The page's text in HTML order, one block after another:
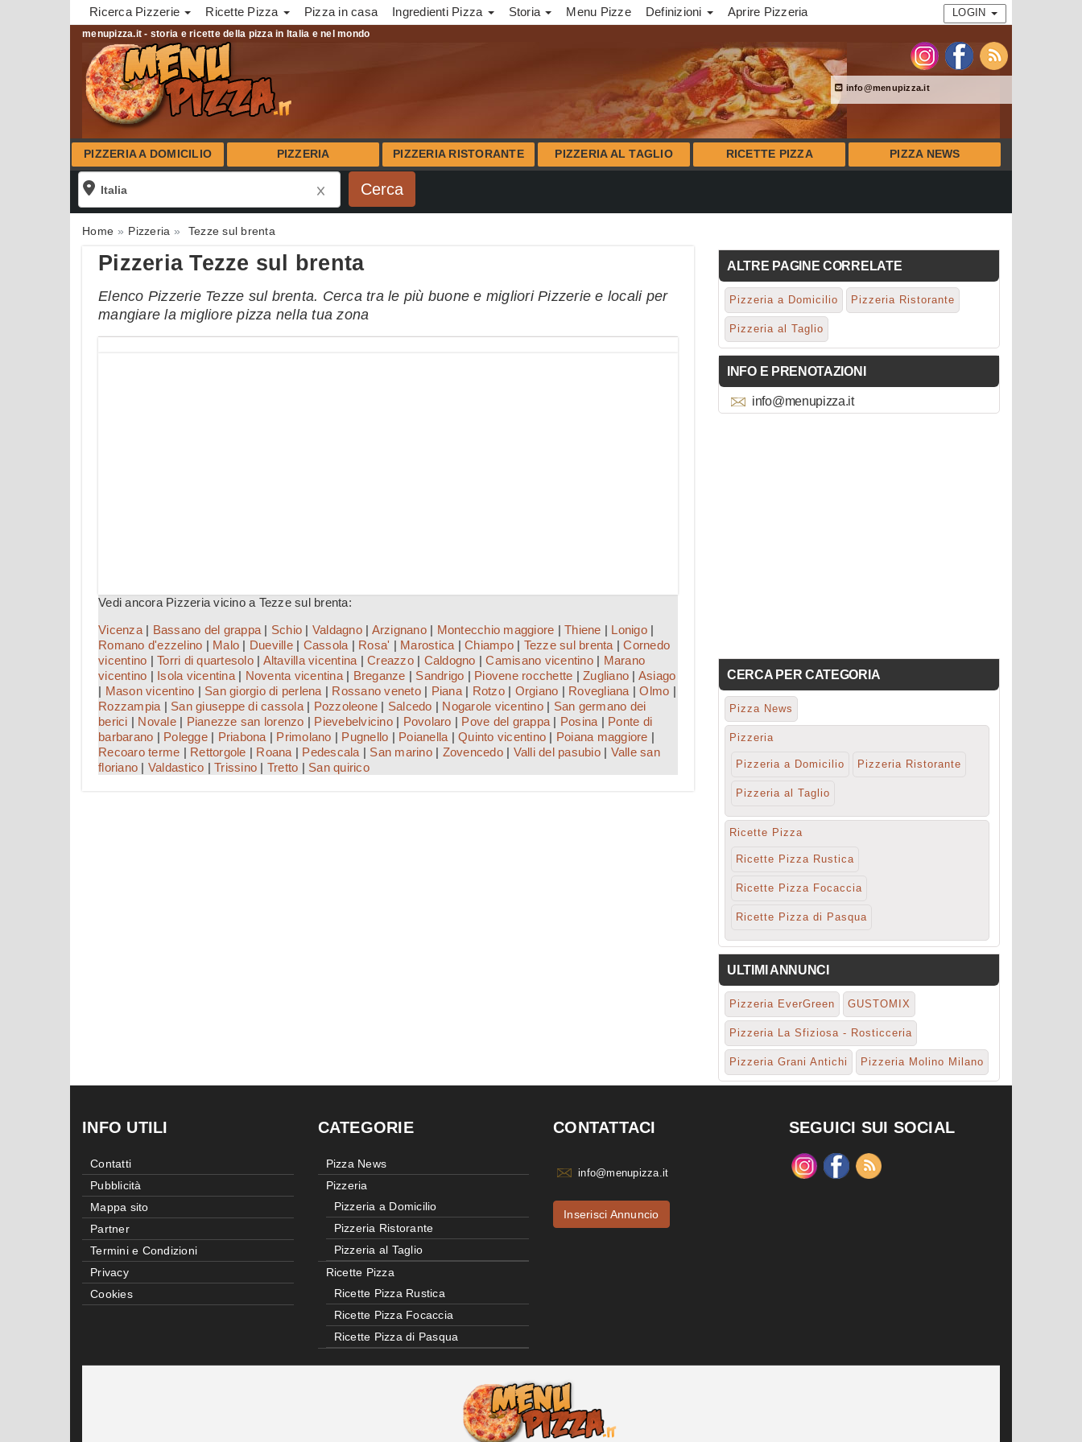
Ricerca Pizzerie Ricette Pizza Pizza in casa Ingredienti Pizza Storia Menu Pizze Definizioni Aprire Pizzeria LOGIN
menupizza.it - storia e ricette della pizza in Italia e nel mondo
info@menupizza.it
PIZZERIA A DOMICILIO PIZZERIA PIZZERIA RISTORANTE PIZZERIA AL TAGLIO RICETTE PIZZA PIZZA NEWS
Home Pizzeria Tezze sul brenta
Pizzeria Tezze sul brenta
Elenco Pizzerie Tezze sul brenta. Cerca tra le più buone e migliori Pizzerie e locali per
mangiare la migliore pizza nella tua zona
Vedi ancora Pizzeria vicino a Tezze sul brenta:
Vicenza| Bassano del grappa | Schio | Valdagno| Arzignano| Montecchio maggiore | Thiene | Lonigo|
Romano d'ezzelino | Malo | Dueville| Cassola | Rosa' | Marostica | Chiampo| Tezze sul brenta |Cornedo
vicentino | Torri di quartesolo| Altavilla vicentina | Creazzo| Caldogno |Camisano vicentino| Marano
vicentino | Isola vicentina| Noventa vicentina| Breganze | Sandrigo | Piovene rocchette | Zugliano | Asiago
| Mason vicentino | San giorgio di perlena | Rossano veneto| Piana| Rotzo| Orgiano | Rovegliana |Olmo |
Rozzampia | San giuseppe di cassola| Pozzoleone | Salcedo | Nogarole vicentino| San germano dei
berici | Novale| Pianezze san lorenzo | Pievebelvicino| Povolaro | Pove del grappa | Posina | Ponte di
barbarano | Polegge| Priabona | Primolano | Pugnello | Poianella | Quinto vicentino | Poiana maggiore |
Recoaro terme | Rettorgole | Roana | Pedescala | San marino| Zovencedo| Valli del pasubio| Valle san
floriano | Valdastico | Trissino | Tretto | San quirico
ALTRE PAGINE CORRELATE
Pizzeria a Domicilio Pizzeria Ristorante
Pizzeria al Taglio
INFO E PRENOTAZIONI
info@menupizza.it
CERCA PER CATEGORIA
Pizza News
Pizzeria
Pizzeria a Domicilio Pizzeria Ristorante
Pizzeria al Taglio
Ricette Pizza
Ricette Pizza Rustica
Ricette Pizza Focaccia
Ricette Pizza di Pasqua
ULTIMI ANNUNCI
Pizzeria EverGreen GUSTOMIX
Pizzeria La Sfiziosa - Rosticceria
Pizzeria Grani Antichi Pizzeria Molino Milano
INFO UTILI
Contatti
Pubblicità
Mappa sito
Partner
Termini e Condizioni
Privacy
Cookies
CATEGORIE
Pizza News
Pizzeria
Pizzeria a Domicilio
Pizzeria Ristorante
Pizzeria al Taglio
Ricette Pizza
Ricette Pizza Rustica
Ricette Pizza Focaccia
Ricette Pizza di Pasqua
CONTATTACI
info@menupizza.it
Inserisci Annuncio
SEGUICI SUI SOCIAL